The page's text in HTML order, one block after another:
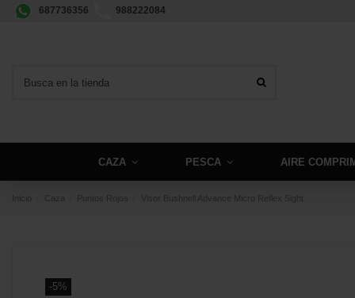
687736356 988222084
CAZA PESCA AIRE
Inicio Caza Puntos Rojos Visor Bushnell Advance Micro Reflex Sight
-5%